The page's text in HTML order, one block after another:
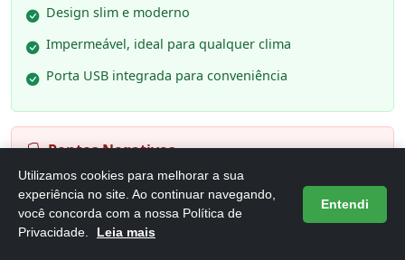
Design slim e moderno
Impermeável, ideal para qualquer clima
Porta USB integrada para conveniência
Pontos Negativos
Capacidade limitada para itens volumosos
Não possui compartimentos extras para organização
detalhada
Utilizamos cookies para melhorar a sua
experiência no site. Ao continuar navegando,
você concorda com a nossa Política de
Privacidade.
Leia mais
Entendi